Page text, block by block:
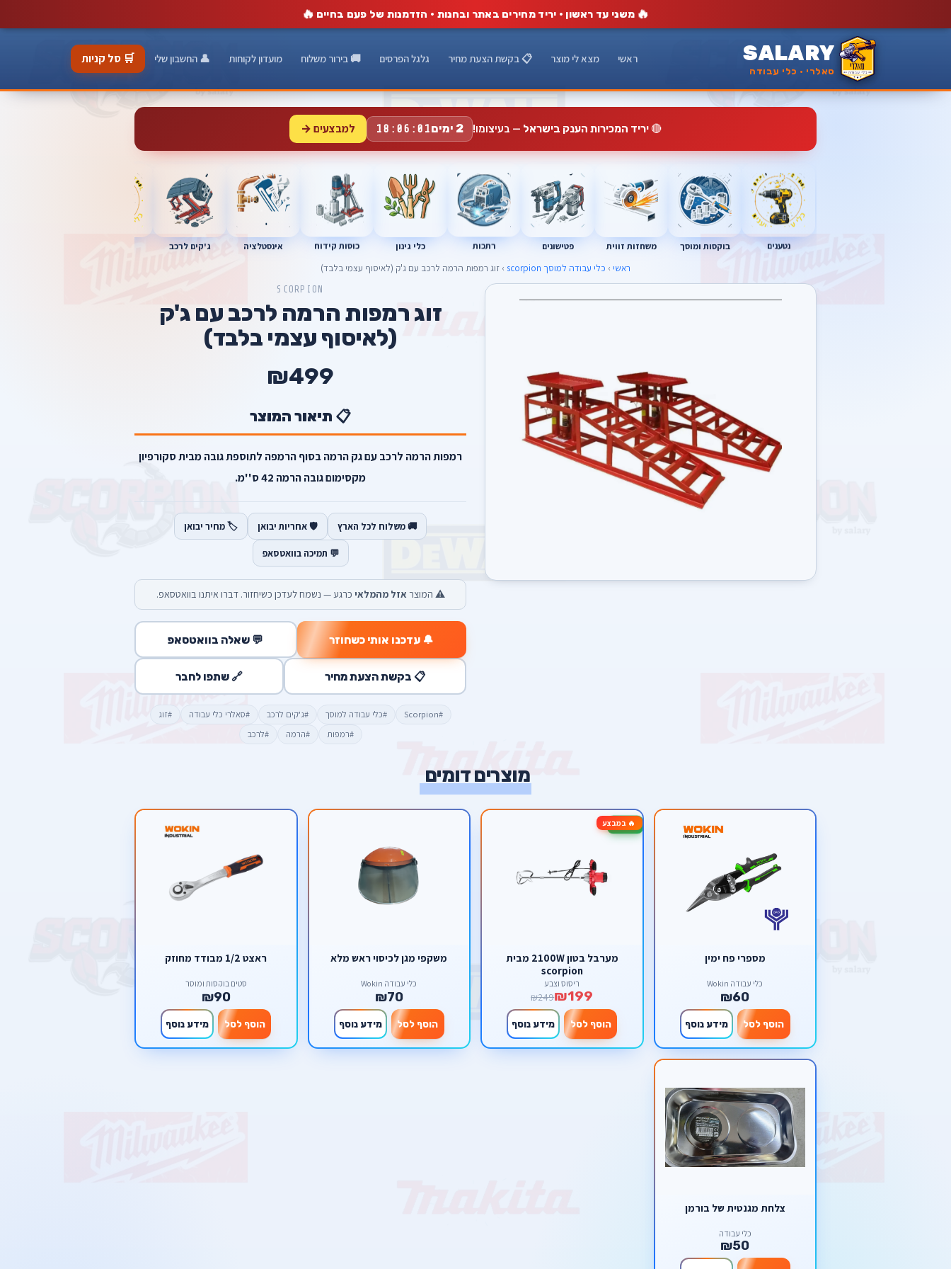
🔥משני עד ראשון · יריד מחירים באתר ובחנות · הזדמנות של פעם בחיים 🔥
SALARY
סאלרי · כלי עבודה
ראשי מצא לי מוצר 📋 בקשת הצעת מחיר גלגל הפרסים 🚚 בירור משלוח מועדון לקוחות 👤 החשבון שלי 🛒 סל קניות
🔴יריד המכירות הענק בישראל — בעיצומו! 2 ימים 18:06:00 למבצעים →
נטענים בוקסות ומוסך משחזות זווית פטישונים רתכות כלי גינון כוסות קידוח אינסטלציה ג'קים לרכב
ראשי › כלי עבודה למוסך scorpion › זוג רמפות הרמה לרכב עם ג'ק (לאיסוף עצמי בלבד)
SCORPION
זוג רמפות הרמה לרכב עם ג'ק
(לאיסוף עצמי בלבד)
₪499
📋 תיאור המוצר
רמפות הרמה לרכב עם גק הרמה בסוף הרמפה לתוספת גובה מבית סקורפיון
מקסימום גובה הרמה 42 ס''מ.
🚚 משלוח לכל הארץ 🛡️ אחריות יבואן 🏷️ מחיר יבואן
💬 תמיכה בוואטסאפ
⚠️ המוצר אזל מהמלאי כרגע — נשמח לעדכן כשיחזור. דברו איתנו בוואטסאפ.
🔔 עדכנו אותי כשחוזר 💬 שאלה בוואטסאפ
📋 בקשת הצעת מחיר 🔗 שתפו לחבר
#Scorpion #כלי עבודה למוסך #ג'קים לרכב #סאלרי כלי עבודה
#זוג
#רמפות
#הרמה #לרכב
מוצרים דומים
מספרי פח ימין
כלי עבודה Wokin
₪60
הוסף לסל מידע נוסף
🔥 במבצע-20%
מערבל בטון 2100W מבית
scorpion
ריסוס וצבע
₪199
₪249
הוסף לסל מידע נוסף
משקפי מגן לכיסוי ראש מלא
כלי עבודה Wokin
₪70
הוסף לסל מידע נוסף
ראצט 1/2 מבודד מחוזק
סטים בוקסות ומוסך
₪90
הוסף לסל מידע נוסף
צלחת מגנטית של בורמן
כלי עבודה
₪50